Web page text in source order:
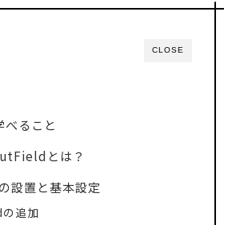
CLOSE
べること
とは？
置と基本設定
追加